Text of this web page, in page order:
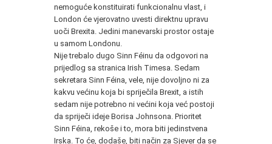
nemoguće konstituirati funkcionalnu vlast, i
London će vjerovatno uvesti direktnu upravu
uoči Brexita. Jedini manevarski prostor ostaje
u samom Londonu.
Nije trebalo dugo Sinn Féinu da odgovori na
prijedlog sa stranica Irish Timesa. Sedam
sekretara Sinn Féina, vele, nije dovoljno ni za
kakvu većinu koja bi spriječila Brexit, a istih
sedam nije potrebno ni većini koja već postoji
da spriječi ideje Borisa Johnsona. Prioritet
Sinn Féina, rekoše i to, mora biti jedinstvena
Irska. To će, dodaše, biti način za Sjever da se